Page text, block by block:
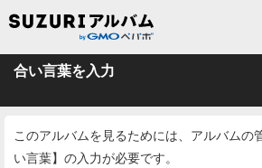
合い言葉を入力
このアルバムを見るためには、アルバムの
い言葉】の入力が必要です。